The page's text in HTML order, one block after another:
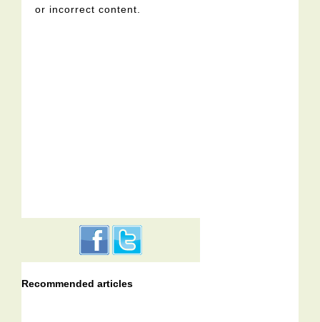
or incorrect content.
Recommended articles